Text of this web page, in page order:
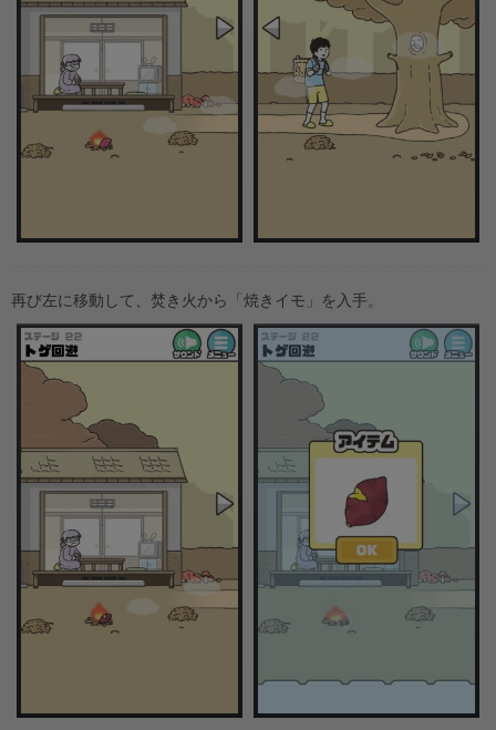
再び左に移動して、焚き火から「焼きイモ」を入手。